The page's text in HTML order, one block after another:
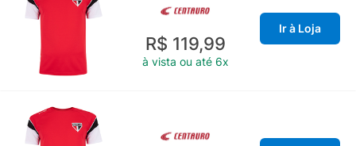
R$ 119,99
à vista ou até 6x
Ir à Loja